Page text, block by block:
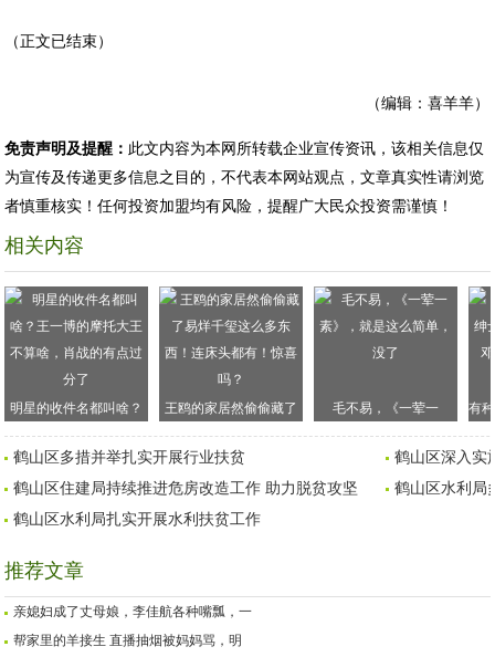
（正文已结束）
（编辑：喜羊羊）
免责声明及提醒： 此文内容为本网所转载企业宣传资讯，该相关信息仅
为宣传及传递更多信息之目的，不代表本网站观点，文章真实性请浏览
者慎重核实！任何投资加盟均有风险，提醒广大民众投资需谨慎！
相关内容
明星的收件名都叫啥？
王一博的摩托大王不算
啥，肖战的有点过分了
王鸥的家居然偷偷藏了
易烊千玺这么多东西！
连床头都有！惊喜吗？
毛不易，《一荤一
素》，就是这么简单，
没了
有
手
鹤山区多措并举扎实开展行业扶贫
鹤山区深入实
鹤山区住建局持续推进危房改造工作 助力脱贫攻坚
鹤山区水利局
鹤山区水利局扎实开展水利扶贫工作
推荐文章
亲媳妇成了丈母娘，李佳航各种嘴瓢，一
帮家里的羊接生 直播抽烟被妈妈骂，明